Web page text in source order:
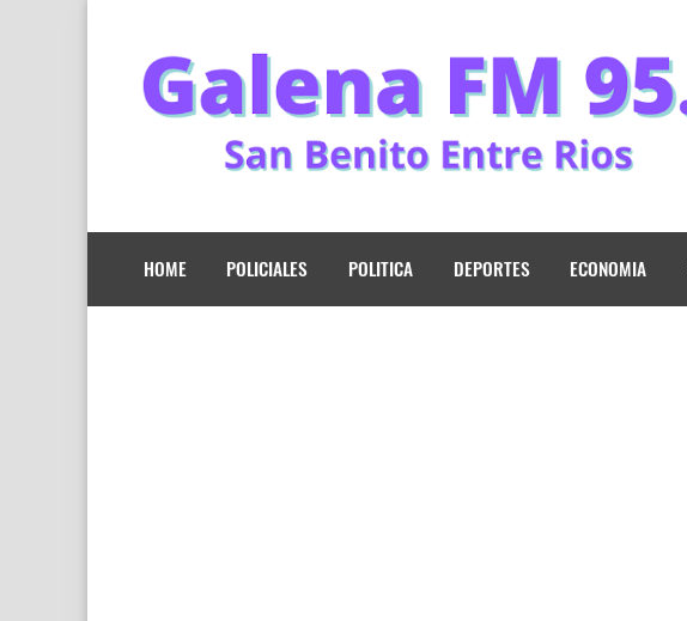
HOME POLICIALES POLITICA DEPORTES ECONOMIA